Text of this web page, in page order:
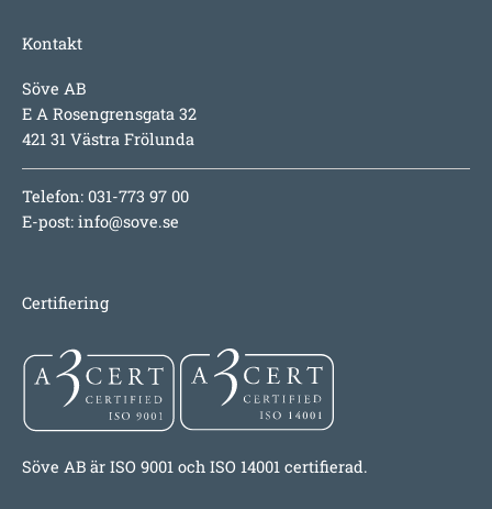
Kontakt
Söve AB
E A Rosengrensgata 32
421 31 Västra Frölunda
Telefon: 031-773 97 00
E-post: info@sove.se
Certifiering
Söve AB är ISO 9001 och ISO 14001 certifierad.